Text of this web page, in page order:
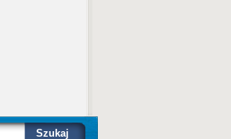
Szukaj